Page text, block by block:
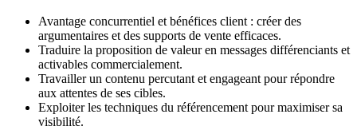
Avantage concurrentiel et bénéfices client : créer des
argumentaires et des supports de vente efficaces.
Traduire la proposition de valeur en messages différenciants et
activables commercialement.
Travailler un contenu percutant et engageant pour répondre
aux attentes de ses cibles.
Exploiter les techniques du référencement pour maximiser sa
visibilité.